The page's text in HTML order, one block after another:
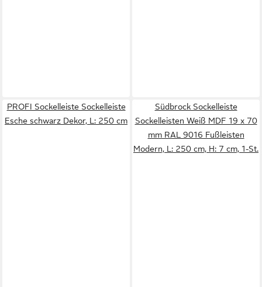
PROFI Sockelleiste Sockelleiste
Esche schwarz Dekor, L: 250 cm
Südbrock Sockelleiste
Sockelleisten Weiß MDF 19 x 70
mm RAL 9016 Fußleisten
Modern, L: 250 cm, H: 7 cm, 1-St.